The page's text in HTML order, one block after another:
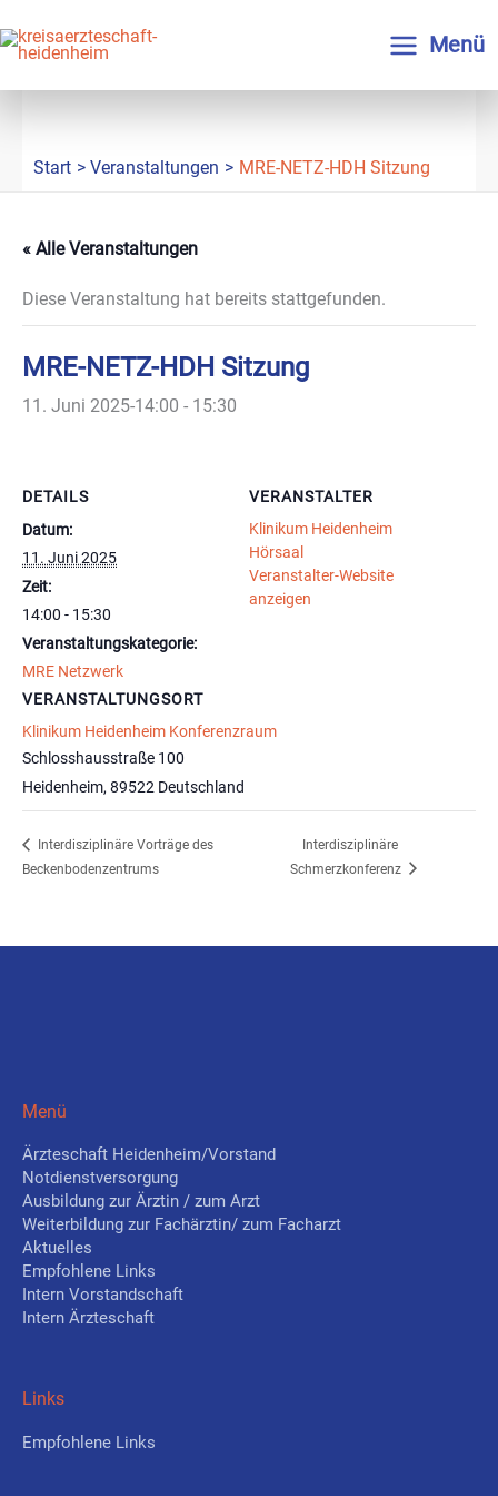
Inhalt
springen
Menü
Start Veranstaltungen MRE-NETZ-HDH Sitzung
« Alle Veranstaltungen
Diese Veranstaltung hat bereits stattgefunden.
MRE-NETZ-HDH Sitzung
11. Juni 2025-14:00 - 15:30
DETAILS
Datum:
11. Juni 2025
Zeit:
14:00 - 15:30
Veranstaltungskategorie:
MRE Netzwerk
VERANSTALTUNGSORT
Klinikum Heidenheim Konferenzraum
Schlosshausstraße 100
Heidenheim, 89522 Deutschland
VERANSTALTER
Klinikum Heidenheim
Hörsaal
Veranstalter-Website
anzeigen
Interdisziplinäre Vorträge des
Beckenbodenzentrums
Interdisziplinäre
Schmerzkonferenz
Menü
Ärzteschaft Heidenheim/Vorstand
Notdienstversorgung
Ausbildung zur Ärztin / zum Arzt
Weiterbildung zur Fachärztin/ zum Facharzt
Aktuelles
Empfohlene Links
Intern Vorstandschaft
Intern Ärzteschaft
Links
Empfohlene Links